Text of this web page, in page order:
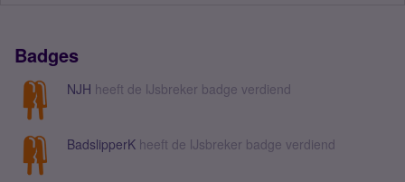
Badges
NJH heeft de IJsbreker badge verdiend
BadslipperK heeft de IJsbreker badge verdiend